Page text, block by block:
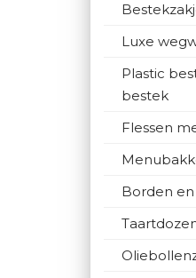
Luxe
Plastic
bestek
Flessen
Borden